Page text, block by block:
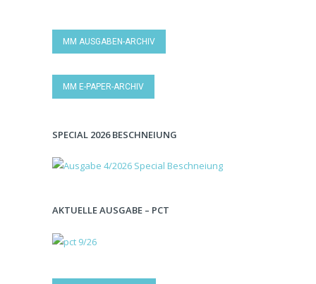
MM AUSGABEN-ARCHIV
MM E-PAPER-ARCHIV
SPECIAL 2026 BESCHNEIUNG
AKTUELLE AUSGABE – PCT